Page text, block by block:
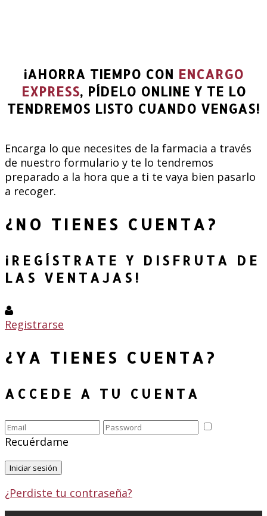
¡AHORRA TIEMPO CON ENCARGO
EXPRESS, PÍDELO ONLINE Y TE LO
TENDREMOS LISTO CUANDO VENGAS!
Encarga lo que necesites de la farmacia a través
de nuestro formulario y te lo tendremos
preparado a la hora que a ti te vaya bien pasarlo
a recoger.
¿NO TIENES CUENTA?
¡REGÍSTRATE Y DISFRUTA DE
LAS VENTAJAS!
Registrarse
¿YA TIENES CUENTA?
ACCEDE A TU CUENTA
Recuérdame
¿Perdiste tu contraseña?